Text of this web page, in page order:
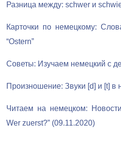
Разница между: schwer и
Карточки по немецкому:
“Ostern”
Советы: Изучаем немецкий с
Произношение: Звуки [d] и [t] в
Читаем на немецком:
Wer zuerst?” (09.11.2020)